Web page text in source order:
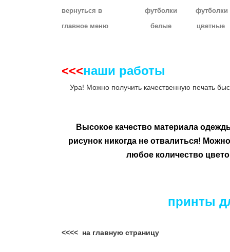
вернуться в
главное меню
футболки
белые
футболки
цветные
<<<наши работы
Ура! Можно получить качественную печать
Высокое качество материала
рисунок никогда не отвалиться!
любое количество
принты
<<<< на главную страницу